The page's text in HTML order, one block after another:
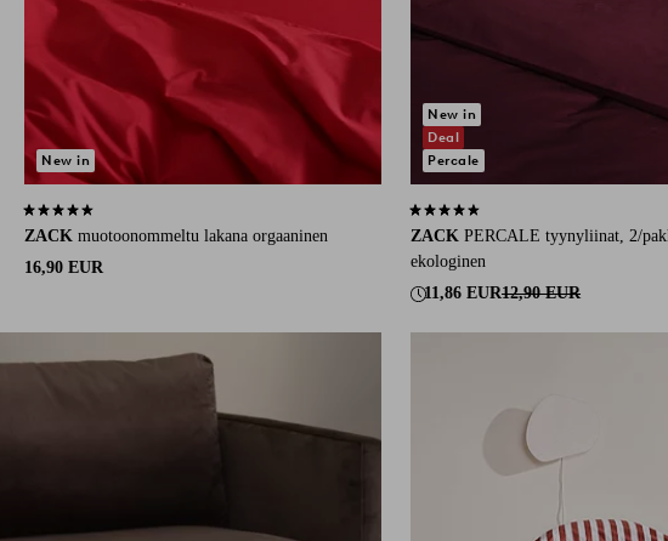
ZACK muotoonommeltu lakana orgaaninen
16,90 EUR
4,4 perustuen 1475 arvosanaan
New in
ZACK PERCALE tyynyliinat, 2/
ekologinen
11,86 EUR12,90 EUR
4,5 perustuen 136 arvosanaan
New in
Deal
Percale
140X200